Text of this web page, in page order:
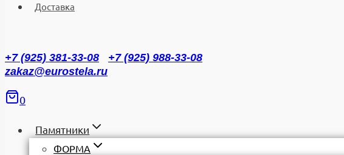
Доставка
+7 (925) 381-33-08
+7 (925) 988-33-08
zakaz@eurostela.ru
0
Памятники
ФОРМА